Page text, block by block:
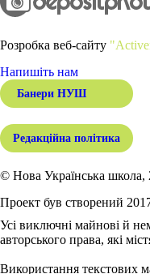
Розробка веб-сайту
Напишіть нам
Банери НУШ
Редакційна політика
© Нова Українська школа,
Проект був створений
Усі виключні майнові й
авторського права, які
Використання текстових